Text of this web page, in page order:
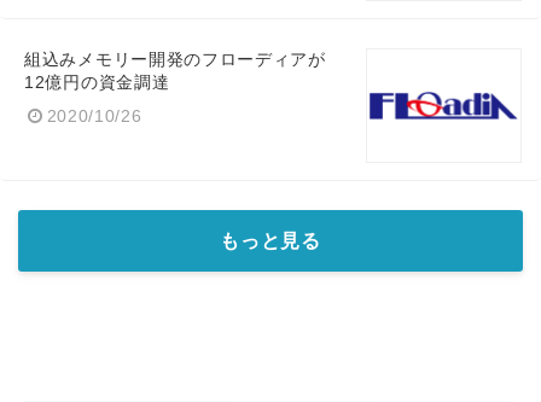
組込みメモリー開発のフローディアが
12億円の資金調達
2020/10/26
もっと見る